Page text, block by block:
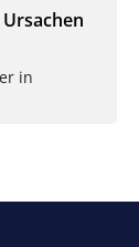
in